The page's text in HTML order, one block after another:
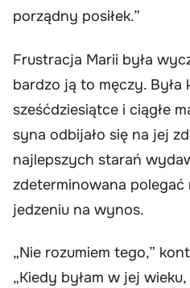
porządny posiłek.”
Frustracja Marii była
bardzo ją to męczy. Była
sześćdziesiątce i ciągłe
syna odbijało się na jej
najlepszych starań
zdeterminowana
jedzeniu na wynos.
„Nie rozumiem tego,”
„Kiedy byłam w jej